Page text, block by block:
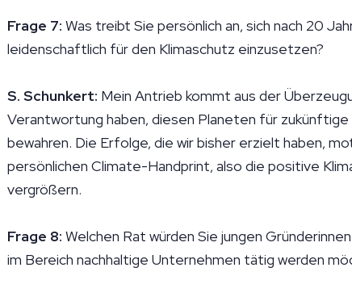
Frage 7: Was treibt Sie persönlich an, sich nach 20
leidenschaftlich für den Klimaschutz einzusetzen?
S. Schunkert: Mein Antrieb kommt aus der
Verantwortung haben, diesen Planeten für
bewahren. Die Erfolge, die wir bisher erzielt haben,
persönlichen Climate-Handprint, also die positive
vergrößern.
Frage 8: Welchen Rat würden Sie jungen
im Bereich nachhaltige Unternehmen tätig werden